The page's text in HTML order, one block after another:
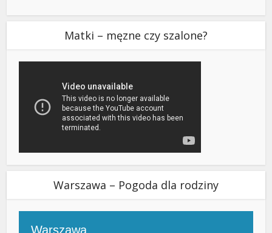
Matki – męzne czy szalone?
Warszawa – Pogoda dla rodziny